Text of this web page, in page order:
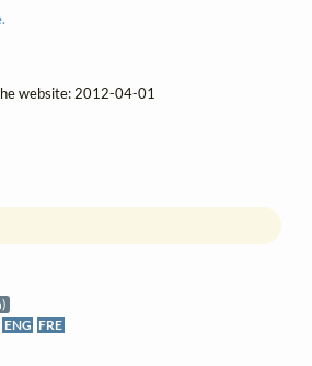
ENG FRE
website: 2012-04-01